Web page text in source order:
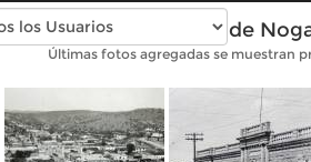
Fotos antiguas de
Últimas fotos agregadas se muestran